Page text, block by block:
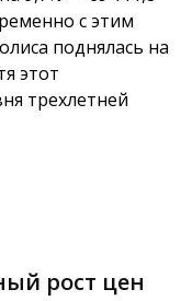
с этим
поднялась на
этот
трехлетней
рост цен